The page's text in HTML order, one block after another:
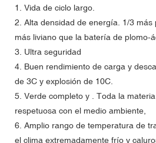
1. Vida de ciclo largo.
2. Alta densidad de energía. 1/3
más liviano que la batería de plomo-
3. Ultra seguridad
4. Buen rendimiento de carga y
de 3C y explosión de 10C.
5. Verde completo y . Toda la
respetuosa con el medio ambiente,
6. Amplio rango de temperatura de
el clima extremadamente frío y